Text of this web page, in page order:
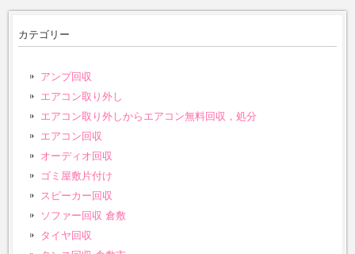
カテゴリー
アンプ回収
エアコン取り外し
エアコン取り外しからエアコン無料回収，処分
エアコン回収
オーディオ回収
ゴミ屋敷片付け
スピーカー回収
ソファー回収 倉敷
タイヤ回収